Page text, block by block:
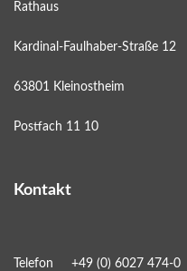
Rathaus
Kardinal-Faulhaber-Straße 12
63801 Kleinostheim
Postfach 11 10
Kontakt
Telefon +49 (0) 6027 474-0